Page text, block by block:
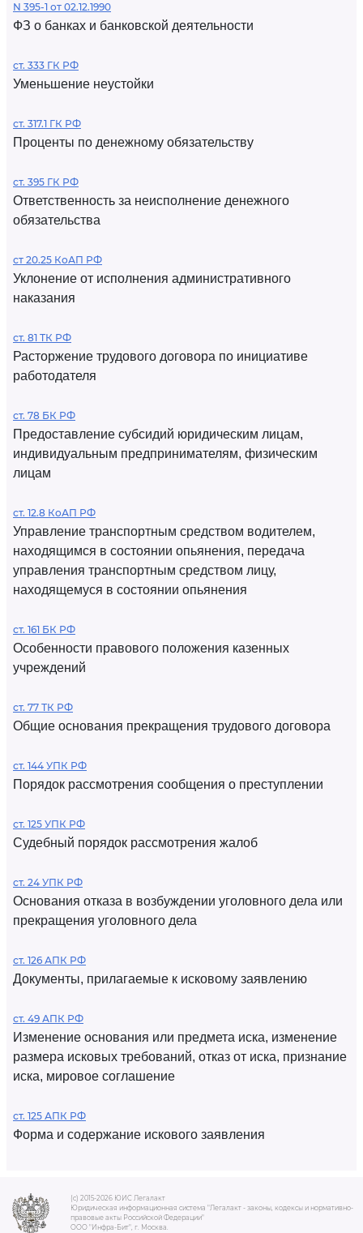
N 395-1 от 02.12.1990
ФЗ о банках и банковской деятельности
ст. 333 ГК РФ
Уменьшение неустойки
ст. 317.1 ГК РФ
Проценты по денежному обязательству
ст. 395 ГК РФ
Ответственность за неисполнение денежного
обязательства
ст 20.25 КоАП РФ
Уклонение от исполнения административного
наказания
ст. 81 ТК РФ
Расторжение трудового договора по инициативе
работодателя
ст. 78 БК РФ
Предоставление субсидий юридическим лицам,
индивидуальным предпринимателям, физическим
лицам
ст. 12.8 КоАП РФ
Управление транспортным средством водителем,
находящимся в состоянии опьянения, передача
управления транспортным средством лицу,
находящемуся в состоянии опьянения
ст. 161 БК РФ
Особенности правового положения казенных
учреждений
ст. 77 ТК РФ
Общие основания прекращения трудового договора
ст. 144 УПК РФ
Порядок рассмотрения сообщения о преступлении
ст. 125 УПК РФ
Судебный порядок рассмотрения жалоб
ст. 24 УПК РФ
Основания отказа в возбуждении уголовного дела или
прекращения уголовного дела
ст. 126 АПК РФ
Документы, прилагаемые к исковому заявлению
ст. 49 АПК РФ
Изменение основания или предмета иска, изменение
размера исковых требований, отказ от иска, признание
иска, мировое соглашение
ст. 125 АПК РФ
Форма и содержание искового заявления
(c) 2015-2026 ЮИС Легалакт
Юридическая информационная система "Легалакт - законы, кодексы и нормативно-
правовые акты Российской Федерации"
ООО "Инфра-Бит", г. Москва.